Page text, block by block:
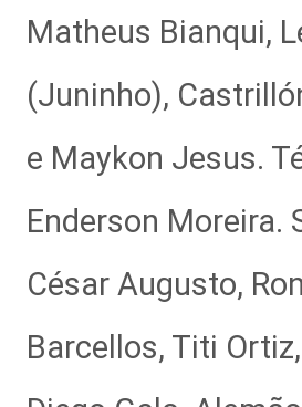
Matheus Bianqui,
(Juninho),
e Maykon Jesus.
Enderson Moreira.
César Augusto,
Barcellos, Titi